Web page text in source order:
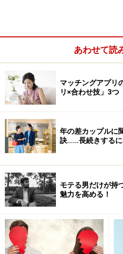
そうした人たちにとって、カ
イン婚活というのは、うまくい
もしれません。
しかし一方で、利用すること
人もいます。
オンライン婚活が「怖
理由は？
あわせて読
マッチングアプリ
リ×合わせ技」3つ
年の差カップルに
訣……長続きするに
モテる男だけが持
魅力を高める！